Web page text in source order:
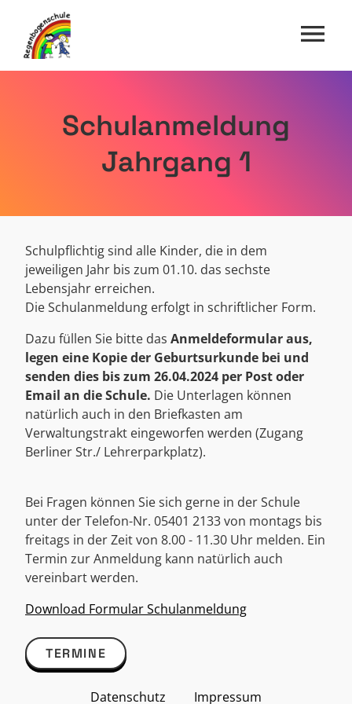
Inhalt
Schulanmeldung
Jahrgang 1
Schulpflichtig sind alle Kinder, die in dem
jeweiligen Jahr bis zum 01.10. das sechste
Lebensjahr erreichen.
Die Schulanmeldung erfolgt in schriftlicher Form.
Dazu füllen Sie bitte das Anmeldeformular aus,
legen eine Kopie der Geburtsurkunde bei und
senden dies bis zum 26.04.2024 per Post oder
Email an die Schule. Die Unterlagen können
natürlich auch in den Briefkasten am
Verwaltungstrakt eingeworfen werden (Zugang
Berliner Str./ Lehrerparkplatz).
Bei Fragen können Sie sich gerne in der Schule
unter der Telefon-Nr. 05401 2133 von montags bis
freitags in der Zeit von 8.00 - 11.30 Uhr melden. Ein
Termin zur Anmeldung kann natürlich auch
vereinbart werden.
Download Formular Schulanmeldung
TERMINE
Datenschutz Impressum